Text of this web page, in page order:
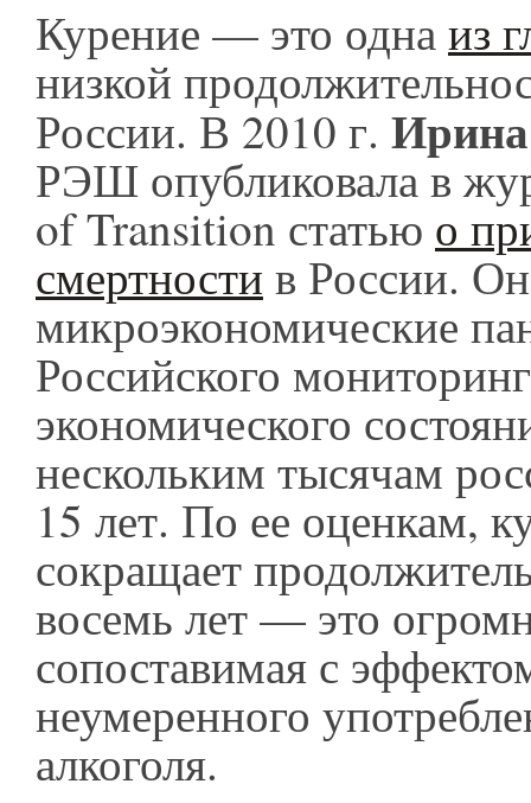
Курение — это однаиз
низкой
России. В 2010 г.
РЭШ опубликовала в
of Transition статью о
смертности в России.
микроэкономические
Российского
экономического
нескольким тысячам
15 лет. По ее оценкам,
сокращает
восемь лет — это
сопоставимая с
неумеренного
алкоголя.